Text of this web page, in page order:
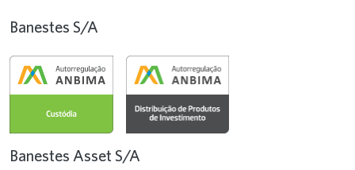
Banestes S/A
Banestes Asset S/A